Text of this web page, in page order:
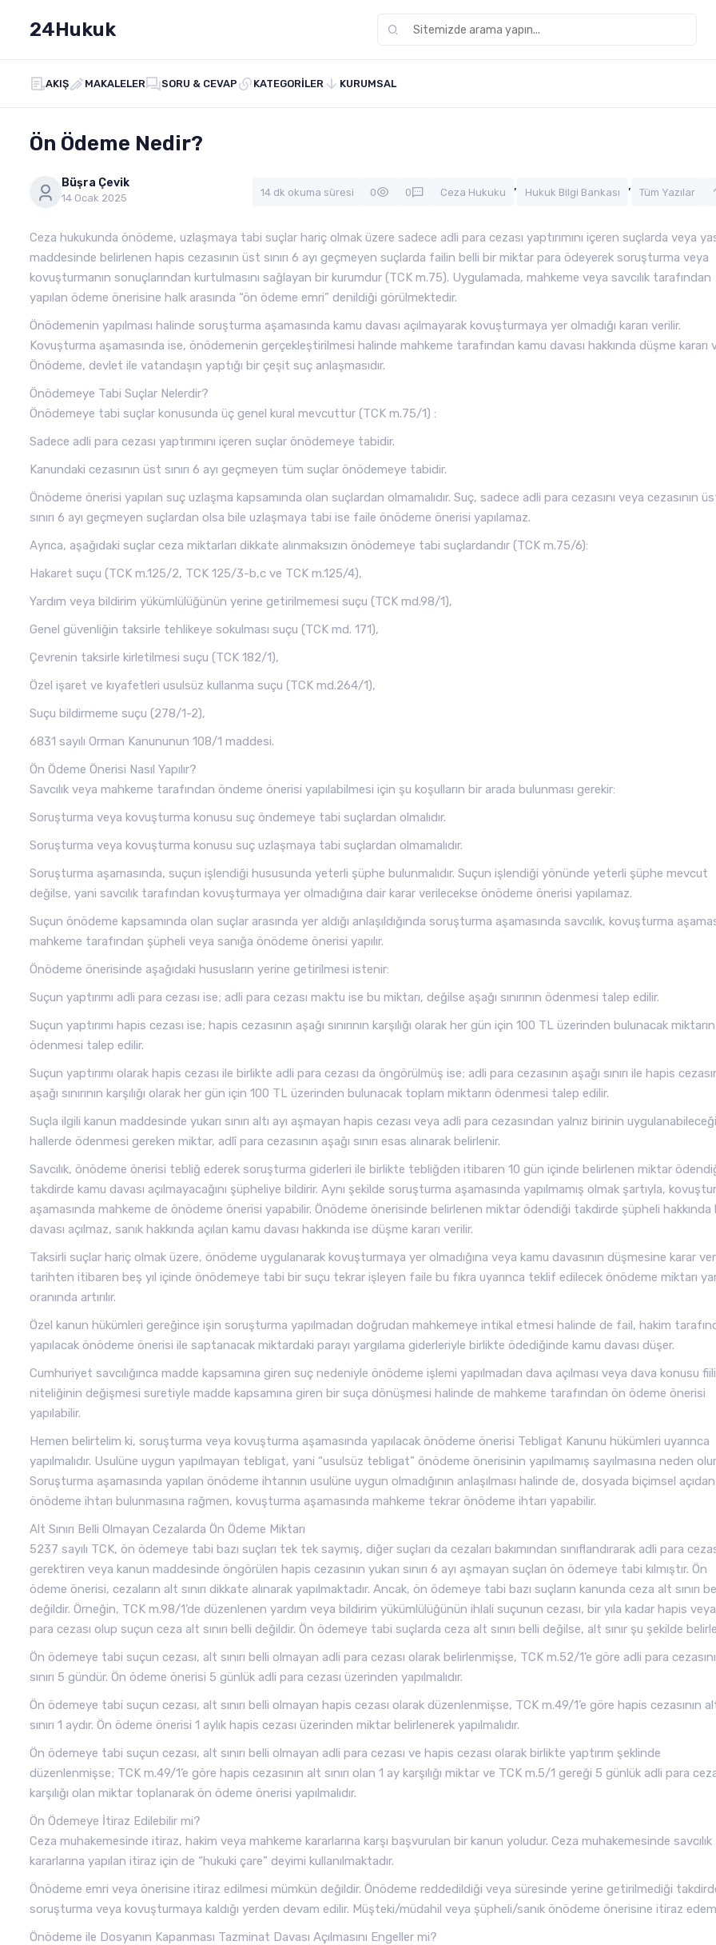
24Hukuk
AKIŞ MAKALELER SORU & CEVAP KATEGORILER KURUMSAL
Ön Ödeme Nedir?
Büşra Çevik
14 Ocak 2025 14 dk okuma süresi 0 0 Ceza Hukuku , Hukuk Bilgi Bankası , Tüm Yazılar
Ceza hukukunda önödeme, uzlaşmaya tabi suçlar hariç olmak üzere sadece adli para cezası yaptırımını içeren suçlarda veya
maddesinde belirlenen hapis cezasının üst sınırı 6 ayı geçmeyen suçlarda failin belli bir miktar para ödeyerek soruşturma veya
kovuşturmanın sonuçlarından kurtulmasını sağlayan bir kurumdur (TCK m.75). Uygulamada, mahkeme veya savcılık tarafından
yapılan ödeme önerisine halk arasında “ön ödeme emri” denildiği görülmektedir.
Önödemenin yapılması halinde soruşturma aşamasında kamu davası açılmayarak kovuşturmaya yer olmadığı kararı verilir.
Kovuşturma aşamasında ise, önödemenin gerçekleştirilmesi halinde mahkeme tarafından kamu davası hakkında düşme kararı
Önödeme, devlet ile vatandaşın yaptığı bir çeşit suç anlaşmasıdır.
Önödemeye Tabi Suçlar Nelerdir?
Önödemeye tabi suçlar konusunda üç genel kural mevcuttur (TCK m.75/1) :
Sadece adli para cezası yaptırımını içeren suçlar önödemeye tabidir.
Kanundaki cezasının üst sınırı 6 ayı geçmeyen tüm suçlar önödemeye tabidir.
Önödeme önerisi yapılan suç uzlaşma kapsamında olan suçlardan olmamalıdır. Suç, sadece adli para cezasını veya cezasının
sınırı 6 ayı geçmeyen suçlardan olsa bile uzlaşmaya tabi ise faile önödeme önerisi yapılamaz.
Ayrıca, aşağıdaki suçlar ceza miktarları dikkate alınmaksızın önödemeye tabi suçlardandır (TCK m.75/6):
Hakaret suçu (TCK m.125/2, TCK 125/3-b,c ve TCK m.125/4),
Yardım veya bildirim yükümlülüğünün yerine getirilmemesi suçu (TCK md.98/1),
Genel güvenliğin taksirle tehlikeye sokulması suçu (TCK md. 171),
Çevrenin taksirle kirletilmesi suçu (TCK 182/1),
Özel işaret ve kıyafetleri usulsüz kullanma suçu (TCK md.264/1),
Suçu bildirmeme suçu (278/1-2),
6831 sayılı Orman Kanununun 108/1 maddesi.
Ön Ödeme Önerisi Nasıl Yapılır?
Savcılık veya mahkeme tarafından öndeme önerisi yapılabilmesi için şu koşulların bir arada bulunması gerekir:
Soruşturma veya kovuşturma konusu suç öndemeye tabi suçlardan olmalıdır.
Soruşturma veya kovuşturma konusu suç uzlaşmaya tabi suçlardan olmamalıdır.
Soruşturma aşamasında, suçun işlendiği hususunda yeterli şüphe bulunmalıdır. Suçun işlendiği yönünde yeterli şüphe mevcut
değilse, yani savcılık tarafından kovuşturmaya yer olmadığına dair karar verilecekse önödeme önerisi yapılamaz.
Suçun önödeme kapsamında olan suçlar arasında yer aldığı anlaşıldığında soruşturma aşamasında savcılık, kovuşturma
mahkeme tarafından şüpheli veya sanığa önödeme önerisi yapılır.
Önödeme önerisinde aşağıdaki hususların yerine getirilmesi istenir:
Suçun yaptırımı adli para cezası ise; adli para cezası maktu ise bu miktarı, değilse aşağı sınırının ödenmesi talep edilir.
Suçun yaptırımı hapis cezası ise; hapis cezasının aşağı sınırının karşılığı olarak her gün için 100 TL üzerinden bulunacak miktarın
ödenmesi talep edilir.
Suçun yaptırımı olarak hapis cezası ile birlikte adli para cezası da öngörülmüş ise; adli para cezasının aşağı sınırı ile hapis
aşağı sınırının karşılığı olarak her gün için 100 TL üzerinden bulunacak toplam miktarın ödenmesi talep edilir.
Suçla ilgili kanun maddesinde yukarı sınırı altı ayı aşmayan hapis cezası veya adli para cezasından yalnız birinin uygulanabileceği
hallerde ödenmesi gereken miktar, adlî para cezasının aşağı sınırı esas alınarak belirlenir.
Savcılık, önödeme önerisi tebliğ ederek soruşturma giderleri ile birlikte tebliğden itibaren 10 gün içinde belirlenen miktar
takdirde kamu davası açılmayacağını şüpheliye bildirir. Aynı şekilde soruşturma aşamasında yapılmamış olmak şartıyla,
aşamasında mahkeme de önödeme önerisi yapabilir. Önödeme önerisinde belirlenen miktar ödendiği takdirde şüpheli hakkında
davası açılmaz, sanık hakkında açılan kamu davası hakkında ise düşme kararı verilir.
Taksirli suçlar hariç olmak üzere, önödeme uygulanarak kovuşturmaya yer olmadığına veya kamu davasının düşmesine karar
tarihten itibaren beş yıl içinde önödemeye tabi bir suçu tekrar işleyen faile bu fıkra uyarınca teklif edilecek önödeme miktarı
oranında artırılır.
Özel kanun hükümleri gereğince işin soruşturma yapılmadan doğrudan mahkemeye intikal etmesi halinde de fail, hakim
yapılacak önödeme önerisi ile saptanacak miktardaki parayı yargılama giderleriyle birlikte ödediğinde kamu davası düşer.
Cumhuriyet savcılığınca madde kapsamına giren suç nedeniyle önödeme işlemi yapılmadan dava açılması veya dava konusu
niteliğinin değişmesi suretiyle madde kapsamına giren bir suça dönüşmesi halinde de mahkeme tarafından ön ödeme önerisi
yapılabilir.
Hemen belirtelim ki, soruşturma veya kovuşturma aşamasında yapılacak önödeme önerisi Tebligat Kanunu hükümleri uyarınca
yapılmalıdır. Usulüne uygun yapılmayan tebligat, yani “usulsüz tebligat” önödeme önerisinin yapılmamış sayılmasına neden
Soruşturma aşamasında yapılan önödeme ihtarının usulüne uygun olmadığının anlaşılması halinde de, dosyada biçimsel
önödeme ihtarı bulunmasına rağmen, kovuşturma aşamasında mahkeme tekrar önödeme ihtarı yapabilir.
Alt Sınırı Belli Olmayan Cezalarda Ön Ödeme Miktarı
5237 sayılı TCK, ön ödemeye tabi bazı suçları tek tek saymış, diğer suçları da cezaları bakımından sınıflandırarak adli para
gerektiren veya kanun maddesinde öngörülen hapis cezasının yukarı sınırı 6 ayı aşmayan suçları ön ödemeye tabi kılmıştır. Ön
ödeme önerisi, cezaların alt sınırı dikkate alınarak yapılmaktadır. Ancak, ön ödemeye tabi bazı suçların kanunda ceza alt sınırı
değildir. Örneğin, TCK m.98/1’de düzenlenen yardım veya bildirim yükümlülüğünün ihlali suçunun cezası, bir yıla kadar hapis
para cezası olup suçun ceza alt sınırı belli değildir. Ön ödemeye tabi suçlarda ceza alt sınırı belli değilse, alt sınır şu şekilde
Ön ödemeye tabi suçun cezası, alt sınırı belli olmayan adli para cezası olarak belirlenmişse, TCK m.52/1’e göre adli para
sınırı 5 gündür. Ön ödeme önerisi 5 günlük adli para cezası üzerinden yapılmalıdır.
Ön ödemeye tabi suçun cezası, alt sınırı belli olmayan hapis cezası olarak düzenlenmişse, TCK m.49/1’e göre hapis cezasının
sınırı 1 aydır. Ön ödeme önerisi 1 aylık hapis cezası üzerinden miktar belirlenerek yapılmalıdır.
Ön ödemeye tabi suçun cezası, alt sınırı belli olmayan adli para cezası ve hapis cezası olarak birlikte yaptırım şeklinde
düzenlenmişse; TCK m.49/1’e göre hapis cezasının alt sınırı olan 1 ay karşılığı miktar ve TCK m.5/1 gereği 5 günlük adli para
karşılığı olan miktar toplanarak ön ödeme önerisi yapılmalıdır.
Ön Ödemeye İtiraz Edilebilir mi?
Ceza muhakemesinde itiraz, hakim veya mahkeme kararlarına karşı başvurulan bir kanun yoludur. Ceza muhakemesinde savcılık
kararlarına yapılan itiraz için de “hukuki çare” deyimi kullanılmaktadır.
Önödeme emri veya önerisine itiraz edilmesi mümkün değildir. Önödeme reddedildiği veya süresinde yerine getirilmediği
soruşturma veya kovuşturmaya kaldığı yerden devam edilir. Müşteki/müdahil veya şüpheli/sanık önödeme önerisine itiraz
Önödeme ile Dosyanın Kapanması Tazminat Davası Açılmasını Engeller mi?